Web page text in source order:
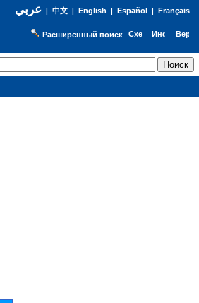
عربي| 中文| English | Español | Français
Расширенный поиск